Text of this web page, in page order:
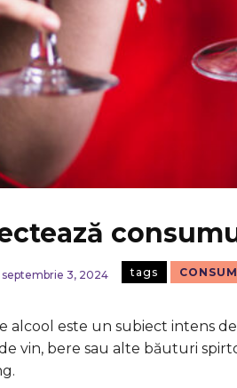
septembrie 3, 2024 tags
alcool este un subiect intens
vin, bere sau alte băuturi